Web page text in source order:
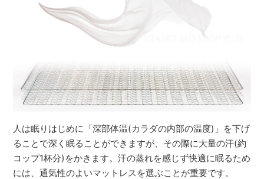
人は眠りはじめに「深部体温(カラダの内部の温度)」を下げ
ることで深く眠ることができますが、その際に大量の汗(約
コップ1杯分)をかきます。汗の蒸れを感じず快適に眠るため
には、通気性のよいマットレスを選ぶことが重要です。